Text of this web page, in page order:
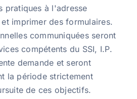
pratiques à l'adresse
imprimer des formulaires.
communiquées seront
compétents du SSI, I.P.
demande et seront
la période strictement
de ces objectifs.